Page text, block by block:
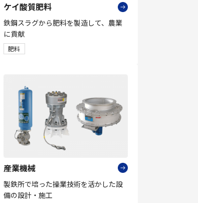
ケイ酸質肥料
鉄鋼スラグから肥料を製造して、農業
に貢献
肥料
産業機械
製鉄所で培った操業技術を活かした設
備の設計・施工